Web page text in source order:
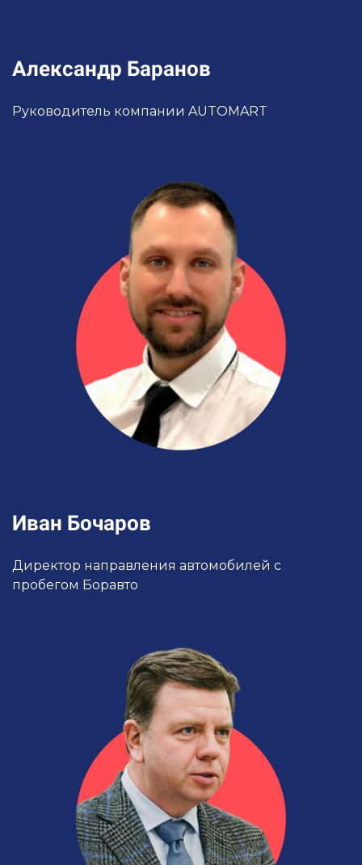
Александр Баранов
Руководитель компании AUTOMART
Иван Бочаров
Директор направления автомобилей с
пробегом Боравто